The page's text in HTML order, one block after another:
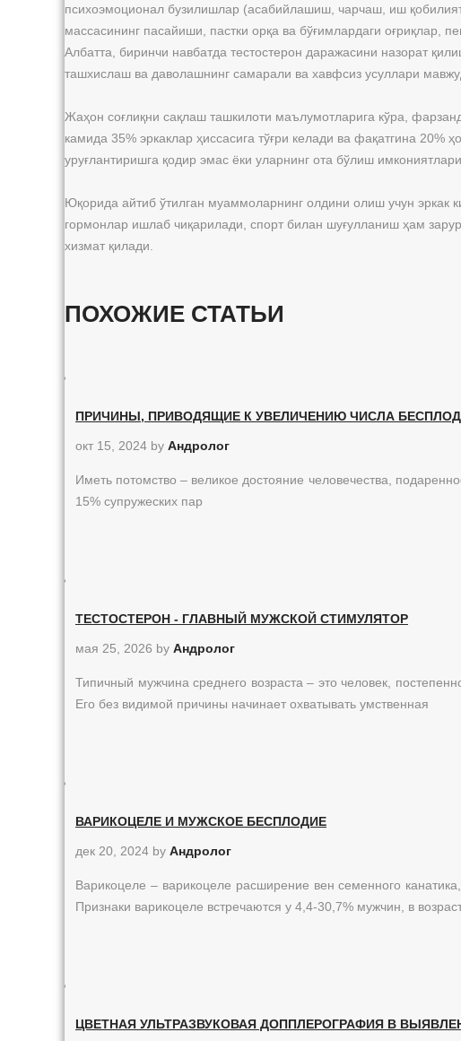
психоэмоционал бузилишлар (асабийлашиш, чарчаш, иш
массасининг пасайиши, пастки орқа ва бўғимлардаги оғриқлар,
Албатта, биринчи навбатда тестостерон даражасини назорат
ташхислаш ва даволашнинг самарали ва хавфсиз усуллари
Жаҳон соғлиқни сақлаш ташкилоти маълумотларига кўра,
камида 35% эркаклар ҳиссасига тўғри келади ва фақатгина
уруғлантиришга қодир эмас ёки уларнинг ота бўлиш
Юқорида айтиб ўтилган муаммоларнинг олдини олиш учун эркак
гормонлар ишлаб чиқарилади, спорт билан шуғулланиш ҳам
хизмат қилади.
ПОХОЖИЕ СТАТЬИ
ПРИЧИНЫ, ПРИВОДЯЩИЕ К УВЕЛИЧЕНИЮ ЧИСЛА
окт 15, 2024 by Андролог
Иметь потомство – великое достояние человечества,
15% супружеских пар
ТЕСТОСТЕРОН - ГЛАВНЫЙ МУЖСКОЙ СТИМУЛЯТОР
мая 25, 2026 by Андролог
Типичный мужчина среднего возраста – это человек,
Его без видимой причины начинает охватывать умственная
ВАРИКОЦЕЛЕ И МУЖСКОЕ БЕСПЛОДИЕ
дек 20, 2024 by Андролог
Варикоцеле – варикоцеле расширение вен семенного
Признаки варикоцеле встречаются у 4,4-30,7% мужчин, в
ЦВЕТНАЯ УЛЬТРАЗВУКОВАЯ ДОППЛЕРОГРАФИЯ В